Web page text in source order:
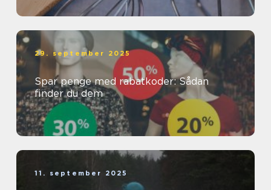
29. september 2025
Spar penge med rabatkoder: Sådan
finder du dem
11. september 2025